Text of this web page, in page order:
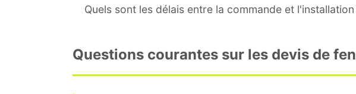
Quels sont les délais entre la commande et l'installation
Questions courantes sur les devis de